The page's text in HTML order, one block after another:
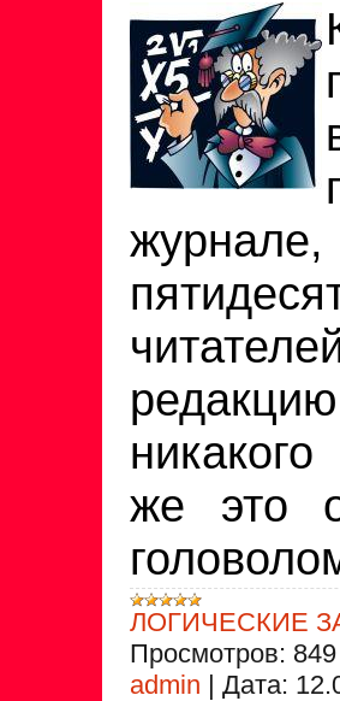
же это
ЛОГИЧЕСКИЕ
Просмотров: 849
admin | Дата: